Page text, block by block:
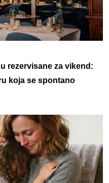
rezervisane za vikend:
koja se spontano